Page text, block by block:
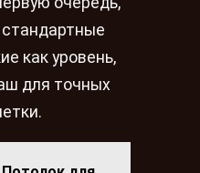
как уровень,
для точных